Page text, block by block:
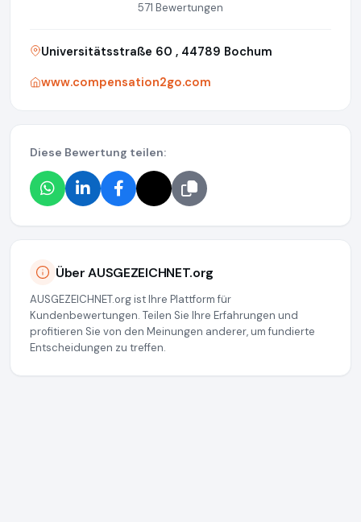
571 Bewertungen
Universitätsstraße 60 , 44789 Bochum
www.compensation2go.com
Diese Bewertung teilen:
Über AUSGEZEICHNET.org
AUSGEZEICHNET.org ist Ihre Plattform für
Kundenbewertungen. Teilen Sie Ihre Erfahrungen und
profitieren Sie von den Meinungen anderer, um fundierte
Entscheidungen zu treffen.